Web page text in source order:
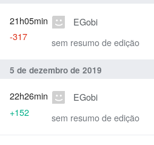
EGobi
sem resumo de edição
21h05min
-317
5 de dezembro de 2019
EGobi
sem resumo de edição
22h26min
+152